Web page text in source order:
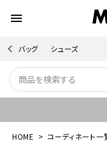
menu
バッグ シューズ
HOME コーディネート一